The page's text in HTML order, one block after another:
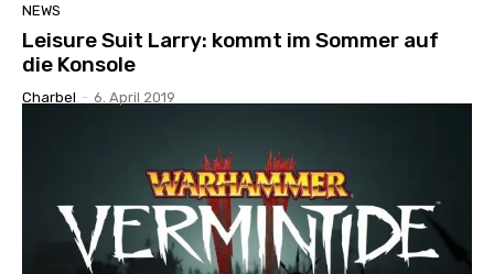
NEWS
Leisure Suit Larry: kommt im Sommer auf
die Konsole
Charbel - 6. April 2019